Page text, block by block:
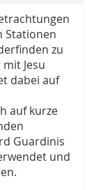
Stationen
zu
Jesu
dabei auf
auf kurze
Guardinis
und